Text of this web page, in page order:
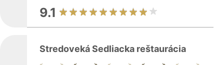
9.1
Stredoveká Sedliacka reštaurácia